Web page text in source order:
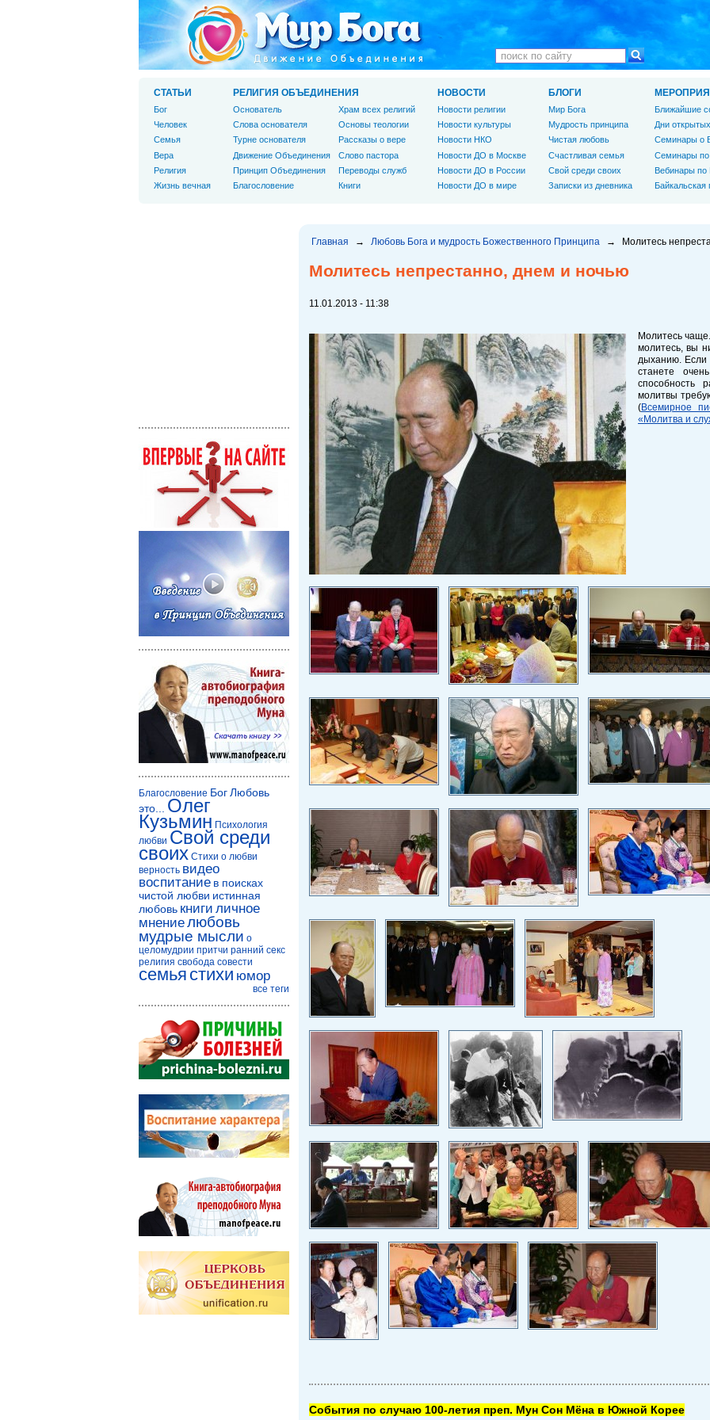
Главная → Любовь Бога и мудрость Божественного Принципа → Молитесь
Молитесь непрестанно, днем и ночью
11.01.2013 - 11:38
Молитесь
молитесь, вы
дыханию. Если
станете
способность
молитвы
(Всемирное
«Молитва и
Cобытия по случаю 100-летия преп. Мун Сон Мёна в Южной Корее
СТАТЬИ
Бог
Человек
Cемья
Вера
Религия
Жизнь вечная
РЕЛИГИЯ ОБЪЕДИНЕНИЯ
Основатель
Слова основателя
Турне основателя
Движение Объединения
Принцип Объединения
Благословение
Храм всех религий
Основы теологии
Рассказы о вере
Слово пастора
Переводы служб
Книги
НОВОСТИ
Новости религии
Новости культуры
Новости НКО
Новости ДО в Москве
Новости ДО в России
Новости ДО в мире
БЛОГИ
Мир Бога
Мудрость принципа
Чистая любовь
Счастливая семья
Свой среди своих
Записки из дневника
Ближайшие
Дни
Семинары о
Семинары
Вебинары по
Байкальская
Благословение БогЛюбовь
это...
Олег
Кузьмин Психология
любви Свой среди
своих Стихи о любви
верность видео
воспитание в поисках
чистой любви истинная
любовь книги личное
мнениелюбовь
мудрые мысли о
целомудрии притчи ранний секс
религия свобода совести
семья стихи юмор
все теги